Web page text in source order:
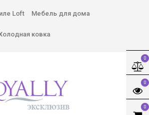
Loft Мебель для дома
ковка
0
0
0